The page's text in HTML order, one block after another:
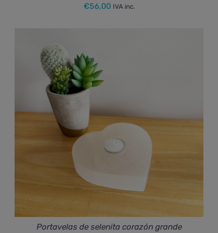
€56,00 IVA inc.
Portavelas de selenita corazón grande